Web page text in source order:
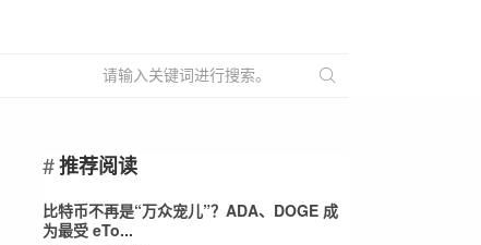
推荐阅读
比特币不再是“万众宠儿”？ADA、DOGE 成
为最受 eTo...